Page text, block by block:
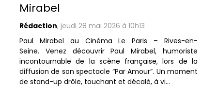
Mirabel
Rédaction, jeudi 28 mai 2026 à 10h13
Paul Mirabel au Cinéma Le Paris – Rives-en-
Seine. Venez découvrir Paul Mirabel, humoriste
incontournable de la scène française, lors de la
diffusion de son spectacle “Par Amour”. Un moment
de stand-up drôle, touchant et décalé, à vi...